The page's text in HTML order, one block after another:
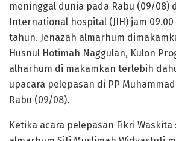
meninggal dunia pada Rabu (09/08)
International hospital (JIH) jam 09.00
tahun. Jenazah almarhum
Husnul Hotimah Naggulan, Kulon
alharhum di makamkan terlebih
upacara pelepasan di PP
Rabu (09/08).
Ketika acara pelepasan Fikri